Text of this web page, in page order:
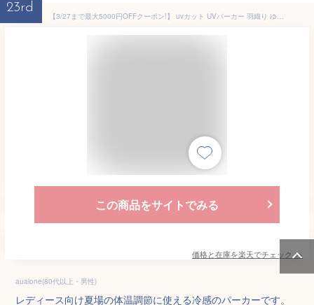
23rd
【3/27まで最大5000円OFFクーポン!】 uvカット UVパーカー 羽織り ゆったり おしゃれ 大人 かわいい 体型カバー トップス レディース 薄手 長袖 コンパクト アウトドア 指穴 涼感 キャンプ 真夏 遮光 秋 ジップアップ 運動会 フェス 紫外線カット 日よけ BBQ 持ち運び 着ま
この商品をサイトでみる
価格と在庫を楽天でチェック>>
aualone(80代以上・男性)
レディース向け夏場の体温調節に使える冷感のパーカーです。